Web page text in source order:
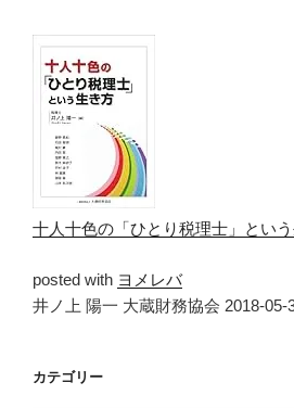
十人十色の「ひとり税理士」とい
posted with ヨメレバ
井ノ上 陽一 大蔵財務協会 2018-05-
カテゴリー